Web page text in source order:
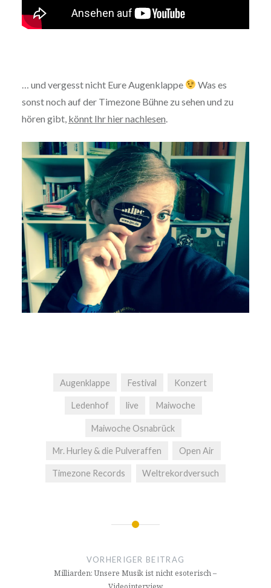
… und vergesst nicht Eure Augenklappe
Was es
sonst noch auf der Timezone Bühne zu sehen und zu
hören gibt, könnt Ihr hier nachlesen
Augenklappe Festival Konzert
Ledenhof live Maiwoche
Maiwoche Osnabrück
Mr. Hurley & die Pulveraffen Open Air
Timezone Records Weltrekordversuch
Beitragsnavigation
VORHERIGER BEITRAG
Milliarden: Unsere Musik ist nicht esoterisch –